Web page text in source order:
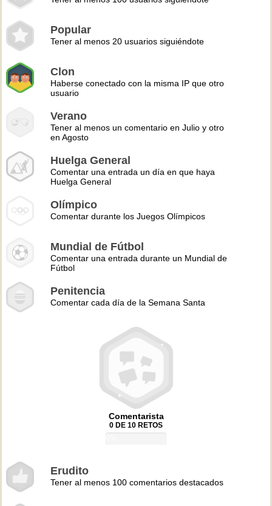
Popular
Tener al menos 20 usuarios siguiéndote
Clon
Haberse conectado con la misma IP que otro
usuario
Verano
Tener al menos un comentario en Julio y otro
en Agosto
Huelga General
Comentar una entrada un día en que haya
Huelga General
Olímpico
Comentar durante los Juegos Olímpicos
Mundial de Fútbol
Comentar una entrada durante un Mundial de
Fútbol
Penitencia
Comentar cada día de la Semana Santa
Comentarista
0 DE 10 RETOS
Erudito
Tener al menos 100 comentarios destacados